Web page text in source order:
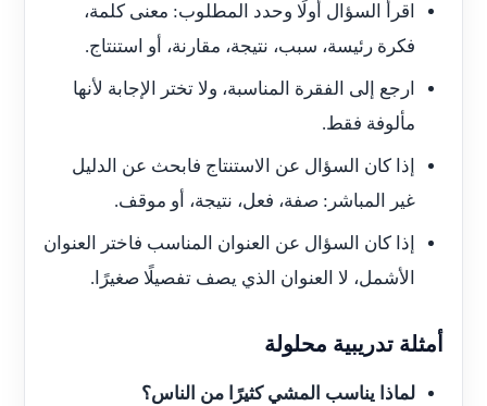
اقرأ السؤال أولًا وحدد المطلوب: معنى كلمة،
فكرة رئيسة، سبب، نتيجة، مقارنة، أو استنتاج.
ارجع إلى الفقرة المناسبة، ولا تختر الإجابة لأنها
مألوفة فقط.
إذا كان السؤال عن الاستنتاج فابحث عن الدليل
غير المباشر: صفة، فعل، نتيجة، أو موقف.
إذا كان السؤال عن العنوان المناسب فاختر العنوان
الأشمل، لا العنوان الذي يصف تفصيلًا صغيرًا.
أمثلة تدريبية محلولة
لماذا يناسب المشي كثيرًا من الناس؟